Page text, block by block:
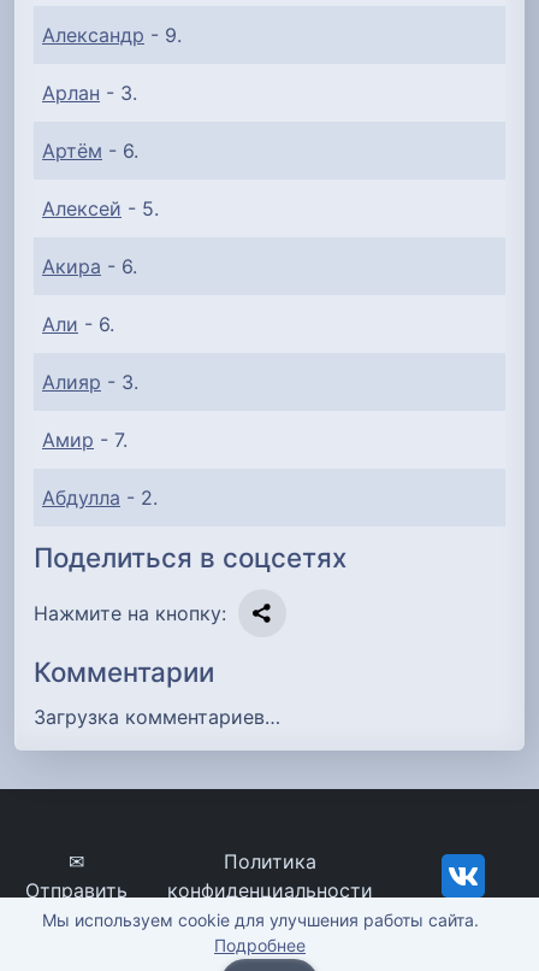
Александр - 9.
Арлан - 3.
Артём - 6.
Алексей - 5.
Акира - 6.
Али - 6.
Алияр - 3.
Амир - 7.
Абдулла - 2.
Поделиться в соцсетях
Нажмите на кнопку:
Комментарии
Загрузка комментариев…
✉
Отправить
сообщение
Политика
конфиденциальности
imena-znachenie.ru, ©
2012-2026
Мы используем cookie для улучшения работы сайта.
Подробнее